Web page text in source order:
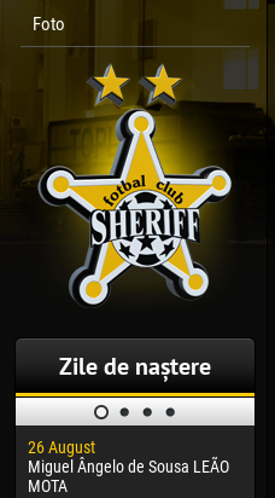
Foto
Zile de naștere
26 August
Miguel Ângelo de Sousa LEÃO
MOTA